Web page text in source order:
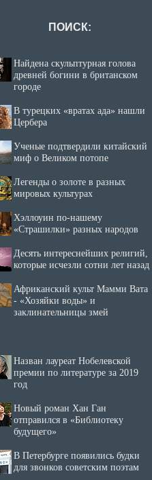
ПОИСК:
Найдена скульптурная голова
древней богини в британском
городе
В турецких «вратах ада» нашли
Цербера
Ученые подтвердили китайский
миф о Великом потопе
Легенды о золоте в разных
мировых культурах
Хэллоуин по-нашему
«Страшилки» разных народов
Десять интереснейших религий,
которые исчезли сотни лет назад
Африканский культ Мамми Вата
- «Хозяйки воды» и
заклинательницы змей
Назван лауреат Нобелевской
премии по литературе за 2019
год
Новый роман Хан Ган
отправился в «Библиотеку
будущего»
В Петербурге появились будки
для звонков советским поэтам